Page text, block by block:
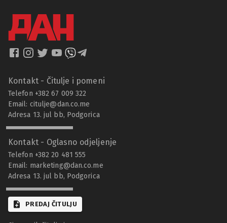
Kontakt - Čitulje i pomeni
Telefon +382 67 009 322
Email: citulje@dan.co.me
Adresa 13. jul bb, Podgorica
Kontakt - Oglasno odjeljenje
Telefon +382 20 481 555
Email: marketing@dan.co.me
Adresa 13. jul bb, Podgorica
PREDAJ ČITULJU